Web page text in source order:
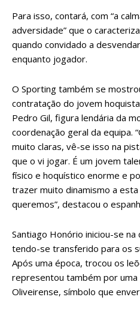
Para isso, contará, com “a
adversidade” que o
quando convidado a
enquanto jogador.
O Sporting também se
contratação do jovem
Pedro Gil, figura lendária da
coordenação geral da equipa.
muito claras, vê-se isso na
que o vi jogar. É um jovem
físico e hoquístico enorme e
trazer muito dinamismo a
queremos”, destacou o
Santiago Honório iniciou-se
tendo-se transferido para os
Após uma época, trocou os
representou também por
Oliveirense, símbolo que